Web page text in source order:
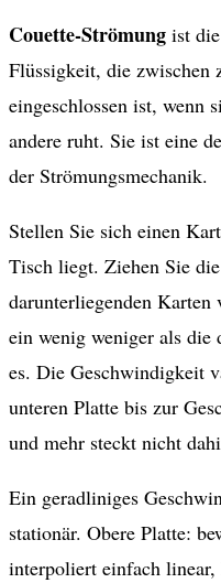
Couette-Strömung ist
Flüssigkeit, die zwischen
eingeschlossen ist, wenn
andere ruht. Sie ist eine
der Strömungsmechanik.
Stellen Sie sich einen
Tisch liegt. Ziehen Sie
darunterliegenden Karten
ein wenig weniger als die
es. Die Geschwindigkeit
unteren Platte bis zur
und mehr steckt nicht
Ein geradliniges
stationär. Obere Platte:
interpoliert einfach